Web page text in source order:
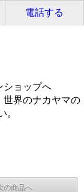
電話する
ショップへ
世界のナカヤマの
。
の商品へ